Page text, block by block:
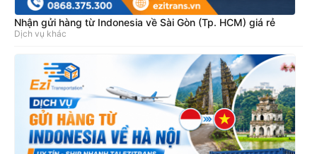
Nhận gửi hàng từ Indonesia về Sài Gòn (Tp. HCM) giá rẻ
Dịch vụ khác